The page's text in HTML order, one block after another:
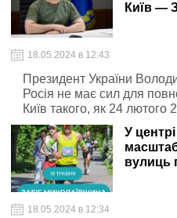
Київ —
18.05.2024 в 12:43
Президент України
Росія не має сил для
Київ такого, як 24 лютого
У
вулиць
18.05.2024 в 12:34